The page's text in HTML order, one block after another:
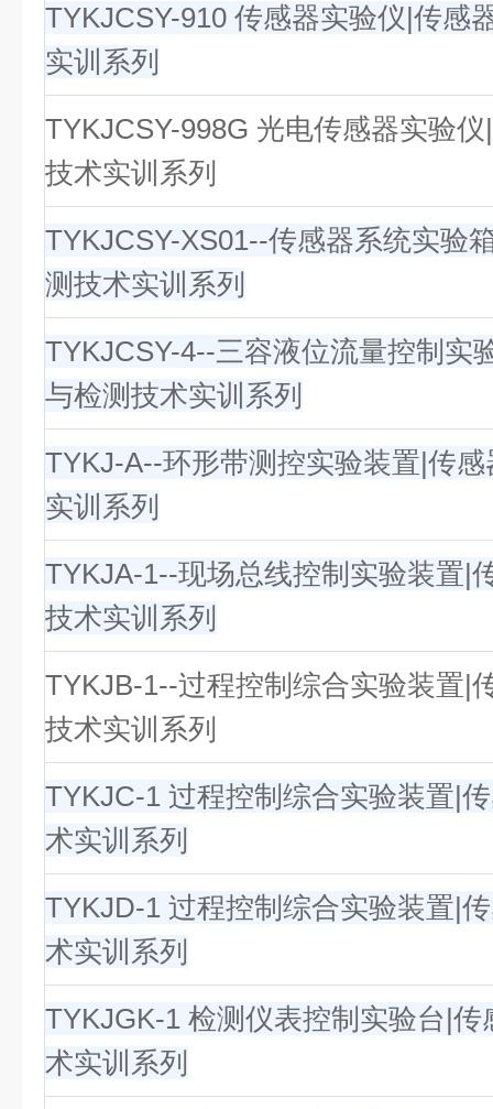
TYKJCSY-910 传感器实验仪|传感
实训系列
TYKJCSY-998G 光电传感器实验
技术实训系列
TYKJCSY-XS01--传感器系统实验
测技术实训系列
TYKJCSY-4--三容液位流量控制实
与检测技术实训系列
TYKJ-A--环形带测控实验装置|传
实训系列
TYKJA-1--现场总线控制实验装置|
技术实训系列
TYKJB-1--过程控制综合实验装置|
技术实训系列
TYKJC-1 过程控制综合实验装置|
术实训系列
TYKJD-1 过程控制综合实验装置|
术实训系列
TYKJGK-1 检测仪表控制实验台|传
术实训系列